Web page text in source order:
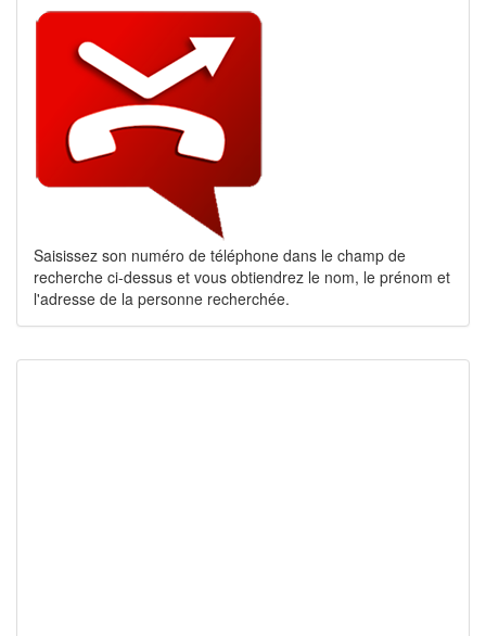
Saisissez son numéro de téléphone dans le champ de
recherche ci-dessus et vous obtiendrez le nom, le prénom et
l'adresse de la personne recherchée.